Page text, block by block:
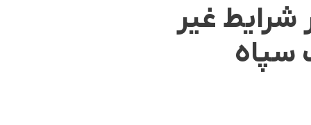
شرایط غیر
سپاه